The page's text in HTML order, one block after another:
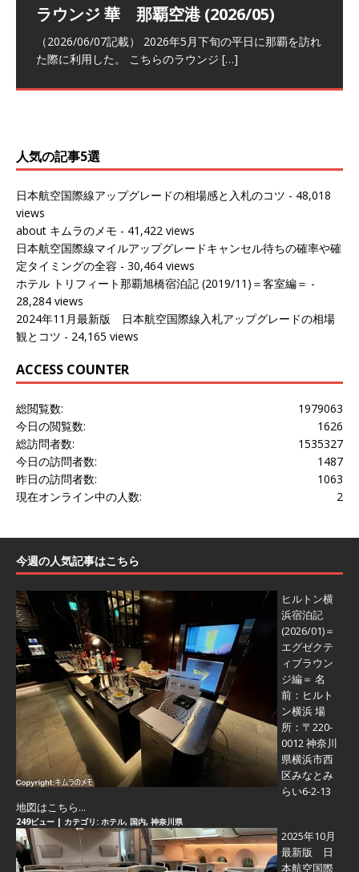
祝！日本航空・マリオットの戦略パー
トナーシップによるFOP無料付与とス
テイタスマッチ
ラウンジ 華 那覇空港 (2026/05)
（2026/06/07記載） 2026年5月下旬の平日に那覇を訪れ
た際に利用した。 こちらのラウンジ […]
The Coral Executive Lounge スワ
ンナプーム国際空港国内線ラウンジ
(2026/01)
日本航空 羽田空港国際線ファースト
クラスラウンジ (2026/01)
（2026/03/18記載） 2026年1月、毎年恒例の新年の羽田
バンコクエアウェイズ スワンナプー
ム国際空港国内線ラウンジ (2026/01)
（2026/03/13記載） 2026年1月上旬にバンコク経由でチ
人気の記事5選
日本航空国際線アップグレードの相場感と入札のコツ - 48,018
views
about キムラのメモ - 41,422 views
日本航空国際線マイルアップグレードキャンセル待ちの確率や確
定タイミングの全容 - 30,464 views
ホテル トリフィート那覇旭橋宿泊記 (2019/11)＝客室編＝ -
28,284 views
2024年11月最新版 日本航空国際線入札アップグレードの相場
観とコツ - 24,165 views
ACCESS COUNTER
1979063
総閲覧数:
1626
今日の閲覧数:
1535327
総訪問者数:
1487
今日の訪問者数:
1063
昨日の訪問者数:
2
現在オンライン中の人数:
今週の人気記事はこちら
ヒルトン横
浜宿泊記
(2026/01)＝
エグゼクテ
ィブラウン
ジ編＝ 名
前：ヒルト
ン横浜 場
所：〒220-
0012 神奈川
県横浜市西
区みなとみ
らい6-2-13
地図はこちら...
249ビュー | カテゴリ: ホテル, 国内, 神奈川県
2025年10月
最新版 日
本航空国際